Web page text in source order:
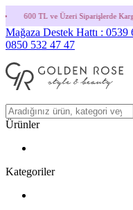
Siparişlerde Kargo Bedava! •
Mağaza Destek Hattı : 0539
0850 532 47 47
Ürünler
Kategoriler